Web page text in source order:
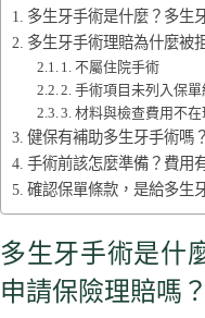
多生牙手術是什麼？多生
多生牙手術理賠為什麼被
1. 不屬住院手術
2. 手術項目未列入保單
3. 材料與檢查費用不在
健保有補助多生牙手術嗎？
手術前該怎麼準備？費用
確認保單條款，是給多生
多生牙手術是什
申請保險理賠嗎？